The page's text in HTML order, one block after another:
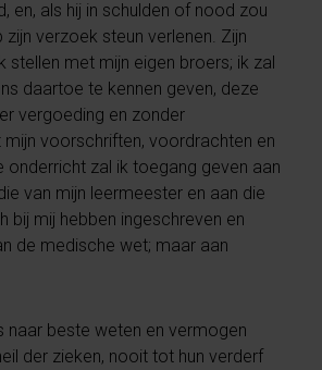
en, als hij in schulden of nood zou
zijn verzoek steun verlenen. Zijn
stellen met mijn eigen broers; ik zal
daartoe te kennen geven, deze
vergoeding en zonder
mijn voorschriften, voordrachten en
onderricht zal ik toegang geven aan
van mijn leermeester en aan die
bij mij hebben ingeschreven en
de medische wet; maar aan
naar beste weten en vermogen
der zieken, nooit tot hun verderf